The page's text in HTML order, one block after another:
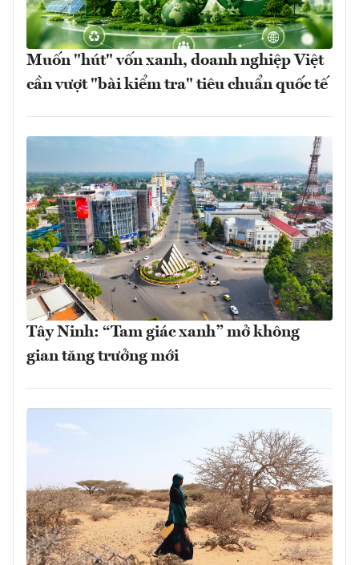
Muốn "hút" vốn xanh, doanh nghiệp Việt
cần vượt "bài kiểm tra" tiêu chuẩn quốc tế
Tây Ninh: “Tam giác xanh” mở không
gian tăng trưởng mới